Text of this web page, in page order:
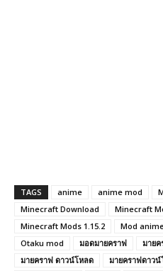
TAGS anime anime mod
Minecraft Download
Minecraft
Minecraft Mods 1.15.2
Mod
Otaku mod
มอดมายคราฟ มายค
มายคราฟ ดาวน์โหลด
มายคราฟดาวน์